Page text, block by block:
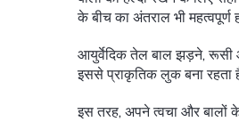
के बीच का अंतराल भी
आयुर्वेदिक तेल बाल झड़ने, रूसी
इससे प्राकृतिक लुक बना रहता
इस तरह, अपने त्वचा और